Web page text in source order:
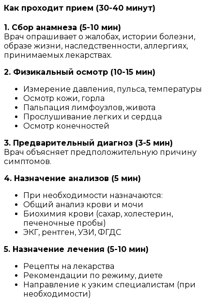
Как проходит прием (30-40 минут)
1. Сбор анамнеза (5-10 мин)
Врач опрашивает о жалобах, истории болезни,
образе жизни, наследственности, аллергиях,
принимаемых лекарствах.
2. Физикальный осмотр (10-15 мин)
Измерение давления, пульса, температуры
Осмотр кожи, горла
Пальпация лимфоузлов, живота
Прослушивание легких и сердца
Осмотр конечностей
3. Предварительный диагноз (3-5 мин)
Врач объясняет предположительную причину
симптомов.
4. Назначение анализов (5 мин)
При необходимости назначаются:
Общий анализ крови и мочи
Биохимия крови (сахар, холестерин,
печеночные пробы)
ЭКГ, рентген, УЗИ, ФГДС
5. Назначение лечения (5-10 мин)
Рецепты на лекарства
Рекомендации по режиму, диете
Направление к узким специалистам (при
необходимости)